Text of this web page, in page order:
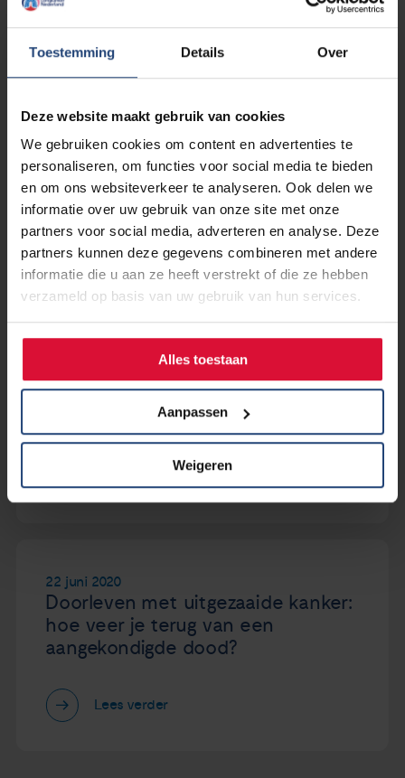
Toestemming Details Over
Deze website maakt gebruik van cookies
We gebruiken cookies om content en advertenties te
personaliseren, om functies voor social media te bieden
en om ons websiteverkeer te analyseren. Ook delen we
informatie over uw gebruik van onze site met onze
partners voor social media, adverteren en analyse. Deze
partners kunnen deze gegevens combineren met andere
informatie die u aan ze heeft verstrekt of die ze hebben
verzameld op basis van uw gebruik van hun services.
Alles toestaan
Aanpassen
Weigeren
Lees verder...
Mijn gezondheidsgids: In de
behandeling van longkanker speelt
Covid-19 nu ook mee
Lees verder
Nieuw online platform voor
vrouwen met kanker: Stichting
Look Good Feel Better lanceert
online workshops
22 juni 2020
Doorleven met uitgezaaide kanker:
hoe veer je terug van een
aangekondigde dood?
Lees verder